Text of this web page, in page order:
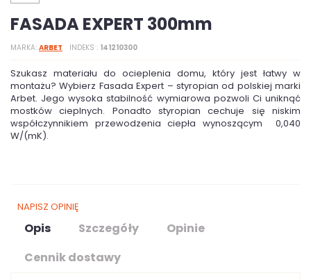
FASADA EXPERT 300mm
MARKA ARBET INDEKS 141210300
Szukasz materiału do ocieplenia domu, który jest łatwy w
montażu? Wybierz Fasada Expert – styropian od polskiej marki
Arbet. Jego wysoka stabilność wymiarowa pozwoli Ci uniknąć
mostków cieplnych. Ponadto styropian cechuje się niskim
współczynnikiem przewodzenia ciepła wynoszącym 0,040
W/(mK).
NAPISZ OPINIĘ
Opis Szczegóły
Opinie
Cennik dostawy